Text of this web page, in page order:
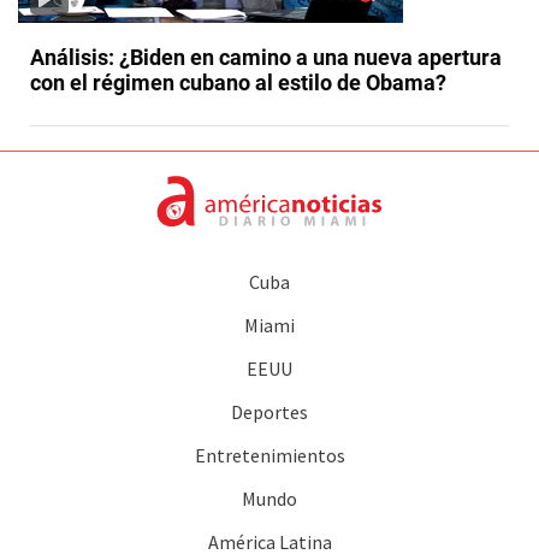
Análisis: ¿Biden en camino a una nueva apertura
con el régimen cubano al estilo de Obama?
Cuba
Miami
EEUU
Deportes
Entretenimientos
Mundo
América Latina